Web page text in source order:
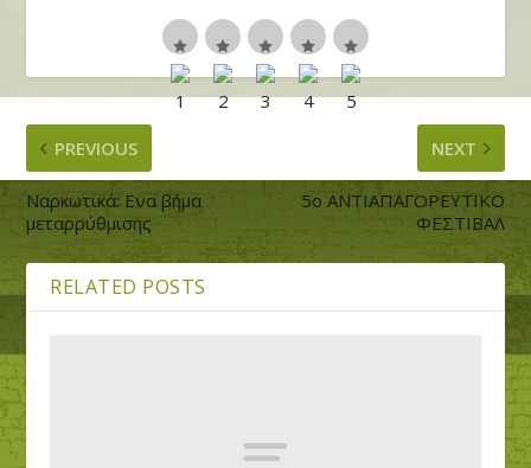
PREVIOUS
Ναρκωτικά: Ενα βήμα
μεταρρύθμισης
NEXT
5ο ΑΝΤΙΑΠΑΓΟΡΕΥΤΙΚΟ
ΦΕΣΤΙΒΑΛ
RELATED POSTS